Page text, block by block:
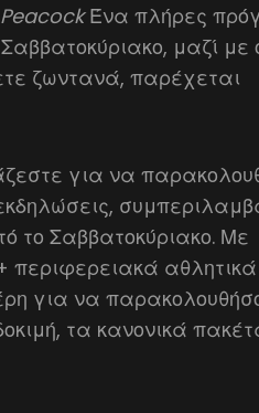
Ένα πλήρες
μαζί με
ζωντανά, παρέχεται
για να
το Σαββατοκύριακο. Με
περιφερειακά αθλητικά
για να
τα κανονικά